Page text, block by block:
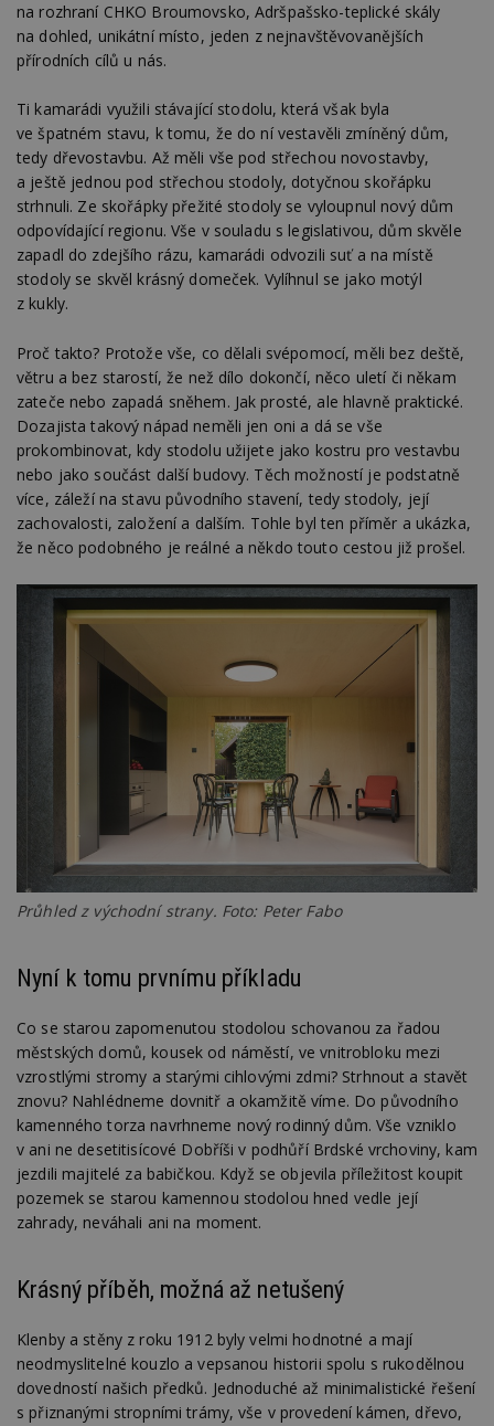
na rozhraní CHKO Broumovsko, Adršpašsko-teplické skály
na dohled, unikátní místo, jeden z nejnavštěvovanějších
přírodních cílů u nás.
Ti kamarádi využili stávající stodolu, která však byla
ve špatném stavu, k tomu, že do ní vestavěli zmíněný dům,
tedy dřevostavbu. Až měli vše pod střechou novostavby,
a ještě jednou pod střechou stodoly, dotyčnou skořápku
strhnuli. Ze skořápky přežité stodoly se vyloupnul nový dům
odpovídající regionu. Vše v souladu s legislativou, dům skvěle
zapadl do zdejšího rázu, kamarádi odvozili suť a na místě
stodoly se skvěl krásný domeček. Vylíhnul se jako motýl
z kukly.
Proč takto? Protože vše, co dělali svépomocí, měli bez deště,
větru a bez starostí, že než dílo dokončí, něco uletí či někam
zateče nebo zapadá sněhem. Jak prosté, ale hlavně praktické.
Dozajista takový nápad neměli jen oni a dá se vše
prokombinovat, kdy stodolu užijete jako kostru pro vestavbu
nebo jako součást další budovy. Těch možností je podstatně
více, záleží na stavu původního stavení, tedy stodoly, její
zachovalosti, založení a dalším. Tohle byl ten příměr a ukázka,
že něco podobného je reálné a někdo touto cestou již prošel.
Průhled z východní strany. Foto: Peter Fabo
Nyní k tomu prvnímu příkladu
Co se starou zapomenutou stodolou schovanou za řadou
městských domů, kousek od náměstí, ve vnitrobloku mezi
vzrostlými stromy a starými cihlovými zdmi? Strhnout a stavět
znovu? Nahlédneme dovnitř a okamžitě víme. Do původního
kamenného torza navrhneme nový rodinný dům. Vše vzniklo
v ani ne desetitisícové Dobříši v podhůří Brdské vrchoviny, kam
jezdili majitelé za babičkou. Když se objevila příležitost koupit
pozemek se starou kamennou stodolou hned vedle její
zahrady, neváhali ani na moment.
Krásný příběh, možná až netušený
Klenby a stěny z roku 1912 byly velmi hodnotné a mají
neodmyslitelné kouzlo a vepsanou historii spolu s rukodělnou
dovedností našich předků. Jednoduché až minimalistické řešení
s přiznanými stropními trámy, vše v provedení kámen, dřevo,